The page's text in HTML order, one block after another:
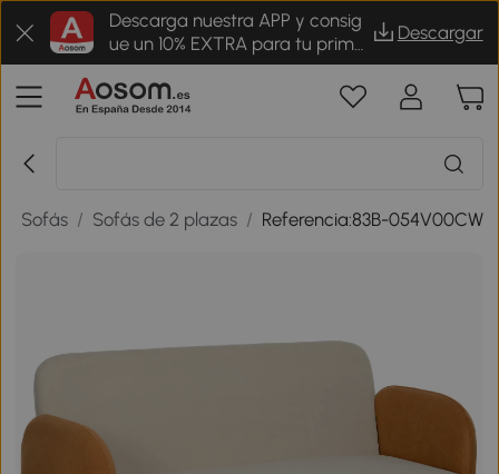
Descarga nuestra APP y consig
ue un 10% EXTRA para tu prime
r pedido
Descargar
Sofás / Sofás de 2 plazas / Referencia:83B-054V00CW